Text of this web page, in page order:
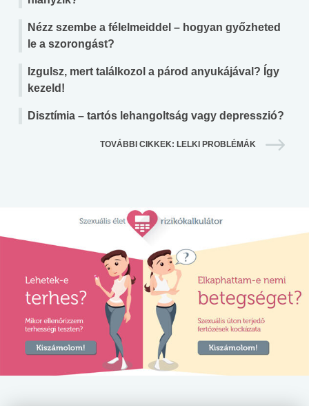
Nézz szembe a félelmeiddel – hogyan győzheted
le a szorongást?
Izgulsz, mert találkozol a párod anyukájával? Így
kezeld!
Disztímia – tartós lehangoltság vagy depresszió?
TOVÁBBI CIKKEK: LELKI PROBLÉMÁK